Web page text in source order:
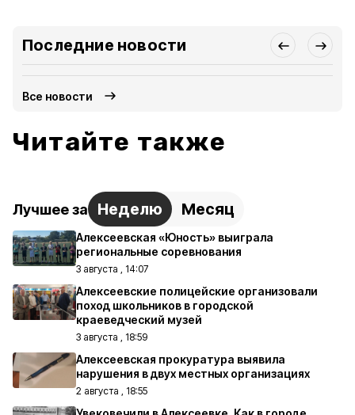
Последние новости
Все новости
Читайте также
Лучшее за Неделю Месяц
Алексеевская «Юность» выиграла
региональные соревнования
3 августа , 14:07
Алексеевские полицейские организовали
поход школьников в городской
краеведческий музей
3 августа , 18:59
Алексеевская прокуратура выявила
нарушения в двух местных организациях
2 августа , 18:55